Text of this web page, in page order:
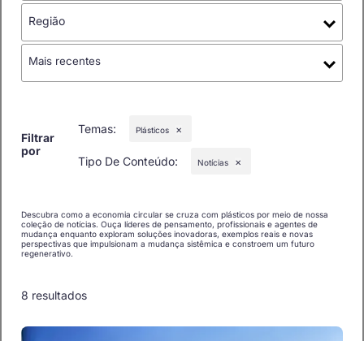
Região
Mais recentes
Filtrar
por
Temas: Plásticos ✕
Tipo De Conteúdo: Notícias ✕
Descubra como a economia circular se cruza com plásticos por meio de nossa
coleção de notícias. Ouça líderes de pensamento, profissionais e agentes de
mudança enquanto exploram soluções inovadoras, exemplos reais e novas
perspectivas que impulsionam a mudança sistêmica e constroem um futuro
regenerativo.
8 resultados